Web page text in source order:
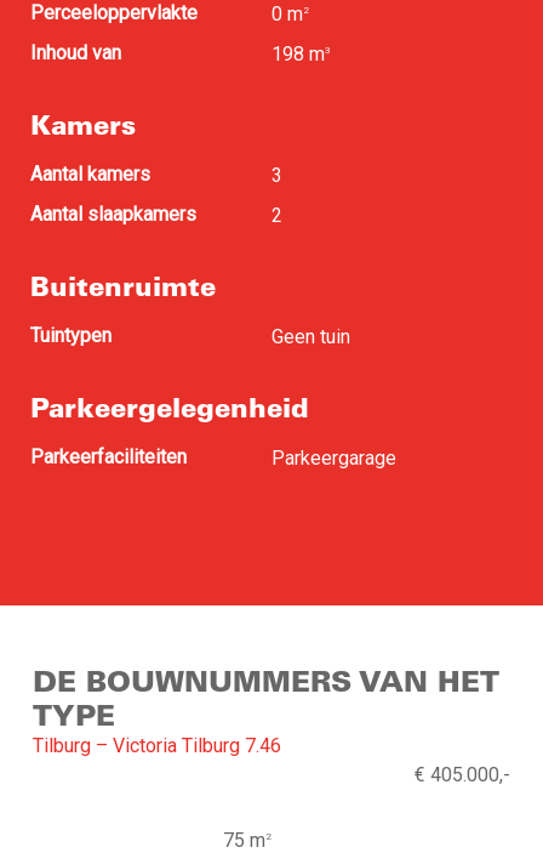
Perceeloppervlakte 0 m2
Inhoud van 198 m3
Kamers
Aantal kamers
3
Aantal slaapkamers
2
Buitenruimte
Tuintypen Geen tuin
Parkeergelegenheid
Parkeerfaciliteiten Parkeergarage
DE BOUWNUMMERS VAN HET
TYPE
Tilburg – Victoria Tilburg 7.46
€ 405.000,-
75 m 2